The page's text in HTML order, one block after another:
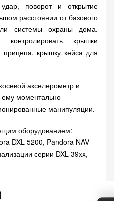
поворот и открытие
расстоянии от базового
системы охраны дома.
крышки
крышку кейса для
акселерометр и
ему моментально
манипуляции.
оборудованием:
DXL 5200, Pandora NAV-
серии DXL 39xx,